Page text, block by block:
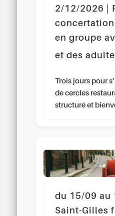
2/12/2026 |
en groupe
et des
Trois jours pour
de cercles
structuré et
du 15/09 au
Saint-Gilles